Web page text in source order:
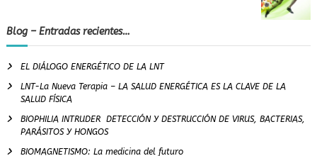
Blog – Entradas recientes…
EL DIÁLOGO ENERGÉTICO DE LA LNT
LNT-La Nueva Terapia – LA SALUD ENERGÉTICA ES LA CLAVE DE LA
SALUD FÍSICA
BIOPHILIA INTRUDER DETECCIÓN Y DESTRUCCIÓN DE VIRUS, BACTERIAS,
PARÁSITOS Y HONGOS
BIOMAGNETISMO: La medicina del futuro